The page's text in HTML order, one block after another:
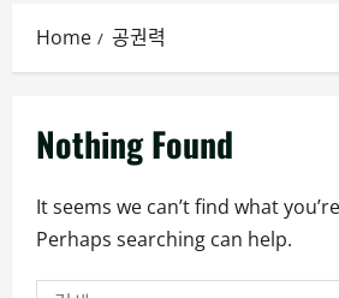
Home 공권력
Nothing Found
It seems we can’t find what
Perhaps searching can help.